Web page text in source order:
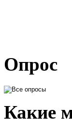
Опрос
Какие